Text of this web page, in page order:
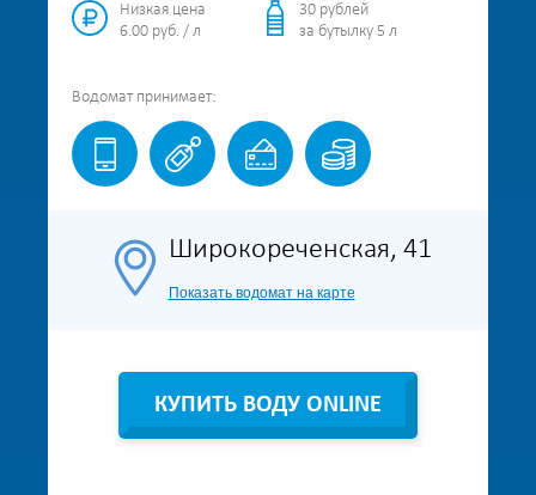
Низкая цена
6.00 руб. / л
30 рублей
за бутылку 5 л
Водомат принимает:
Широкореченская, 41
Показать водомат на карте
КУПИТЬ ВОДУ ONLINE